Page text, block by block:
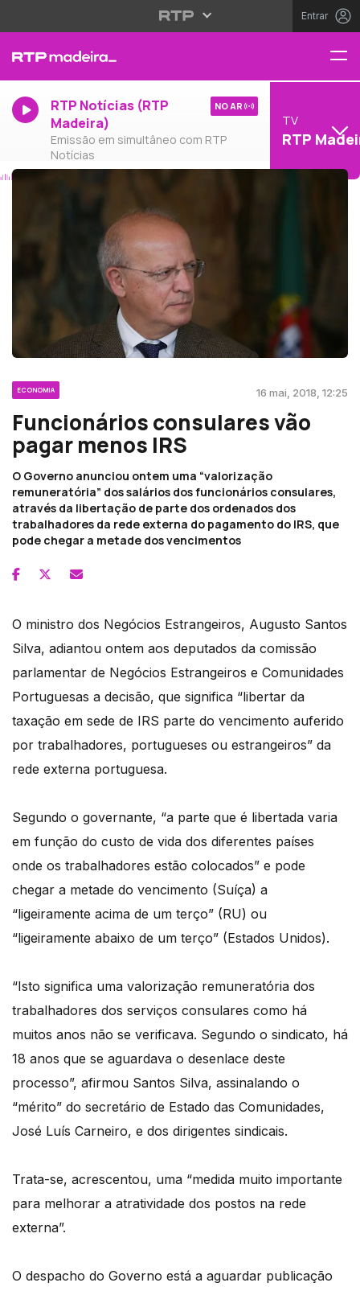
Entrar
RTP Notícias (RTP
Madeira)
Emissão em simultâneo com RTP
Notícias
NO AR
TV
RTP
ECONOMIA 16 mai, 2018, 12:25
Funcionários consulares vão
pagar menos IRS
O Governo anunciou ontem uma “valorização
remuneratória” dos salários dos funcionários consulares,
através da libertação de parte dos ordenados dos
trabalhadores da rede externa do pagamento do IRS, que
pode chegar a metade dos vencimentos
O ministro dos Negócios Estrangeiros, Augusto Santos
Silva, adiantou ontem aos deputados da comissão
parlamentar de Negócios Estrangeiros e Comunidades
Portuguesas a decisão, que significa “libertar da
taxação em sede de IRS parte do vencimento auferido
por trabalhadores, portugueses ou estrangeiros” da
rede externa portuguesa.
Segundo o governante, “a parte que é libertada varia
em função do custo de vida dos diferentes países
onde os trabalhadores estão colocados” e pode
chegar a metade do vencimento (Suíça) a
“ligeiramente acima de um terço” (RU) ou
“ligeiramente abaixo de um terço” (Estados Unidos).
“Isto significa uma valorização remuneratória dos
trabalhadores dos serviços consulares como há
muitos anos não se verificava. Segundo o sindicato, há
18 anos que se aguardava o desenlace deste
processo”, afirmou Santos Silva, assinalando o
“mérito” do secretário de Estado das Comunidades,
José Luís Carneiro, e dos dirigentes sindicais.
Trata-se, acrescentou, uma “medida muito importante
para melhorar a atratividade dos postos na rede
externa”.
O despacho do Governo está a aguardar publicação